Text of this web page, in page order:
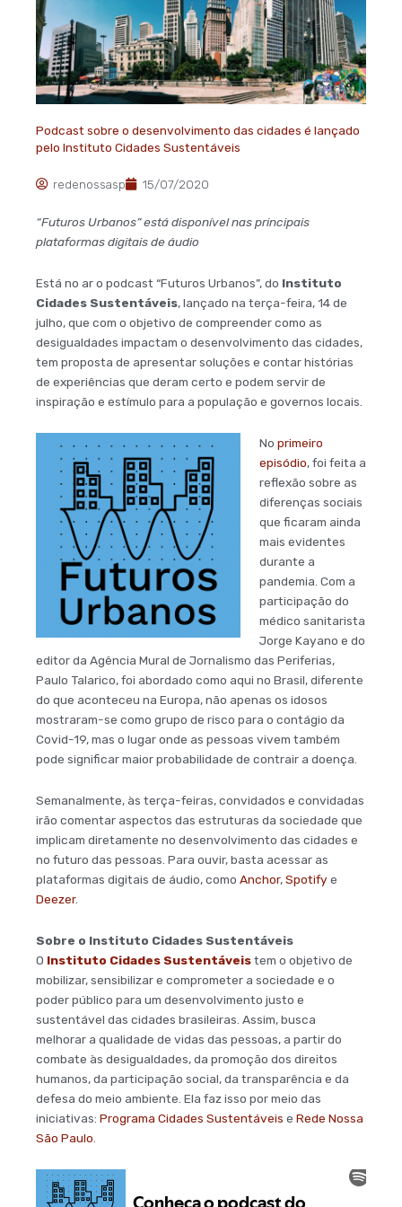
Podcast sobre o desenvolvimento das cidades é lançado
pelo Instituto Cidades Sustentáveis
redenossasp 15/07/2020
“Futuros Urbanos” está disponível nas principais
plataformas digitais de áudio
Está no ar o podcast “Futuros Urbanos”, do Instituto
Cidades Sustentáveis, lançado na terça-feira, 14 de
julho, que com o objetivo de compreender como as
desigualdades impactam o desenvolvimento das cidades,
tem proposta de apresentar soluções e contar histórias
de experiências que deram certo e podem servir de
inspiração e estímulo para a população e governos locais.
No primeiro
episódio, foi feita a
reflexão sobre as
diferenças sociais
que ficaram ainda
mais evidentes
durante a
pandemia. Com a
participação do
médico sanitarista
Jorge Kayano e do
editor da Agência Mural de Jornalismo das Periferias,
Paulo Talarico, foi abordado como aqui no Brasil, diferente
do que aconteceu na Europa, não apenas os idosos
mostraram-se como grupo de risco para o contágio da
Covid-19, mas o lugar onde as pessoas vivem também
pode significar maior probabilidade de contrair a doença.
Semanalmente, às terça-feiras, convidados e convidadas
irão comentar aspectos das estruturas da sociedade que
implicam diretamente no desenvolvimento das cidades e
no futuro das pessoas. Para ouvir, basta acessar as
plataformas digitais de áudio, como Anchor,Spotify e
Deezer.
Sobre o Instituto Cidades Sustentáveis
O Instituto Cidades Sustentáveistem o objetivo de
mobilizar, sensibilizar e comprometer a sociedade e o
poder público para um desenvolvimento justo e
sustentável das cidades brasileiras. Assim, busca
melhorar a qualidade de vidas das pessoas, a partir do
combate às desigualdades, da promoção dos direitos
humanos, da participação social, da transparência e da
defesa do meio ambiente. Ela faz isso por meio das
iniciativas: Programa Cidades Sustentáveis e Rede Nossa
São Paulo